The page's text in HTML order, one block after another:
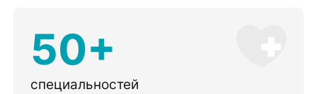
50+
специальностей